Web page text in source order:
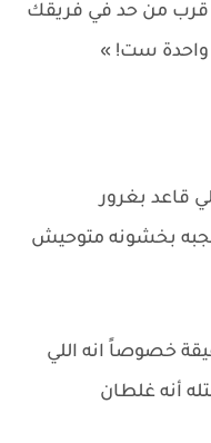
قرب من حد في فريقك
واحدة ست! »
قاعد بغرور
بخشونه متوحيش
خصوصاً انه اللي
أنه غلطان